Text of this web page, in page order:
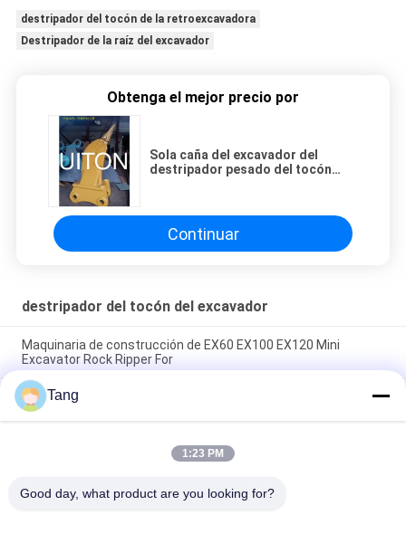
destripador del tocón de la retroexcavadora
Destripador de la raíz del excavador
Obtenga el mejor precio por
Sola caña del excavador del
destripador pesado del tocón
Continuar
destripador del tocón del excavador
Maquinaria de construcción de EX60 EX100 EX120 Mini
Excavator Rock Ripper For
El OEM de la venta directa modifica la garantía de
Attachments para requisitos particulares Digger Ripper 1Year
del excavador
Q355B hidráulicos vibran el destripador para la PC/PC
Tang
1:23 PM
Good day, what product are you looking for?